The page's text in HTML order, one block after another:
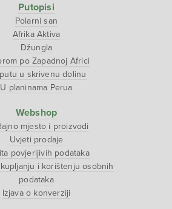
Putopisi
Polarni san
Afrika Aktiva
Džungla
po Zapadnoj Africi
u skrivenu dolinu
U planinama Perua
Webshop
mjesto i proizvodi
Uvjeti prodaje
povjerljivih podataka
i korištenju osobnih
podataka
Izjava o konverziji